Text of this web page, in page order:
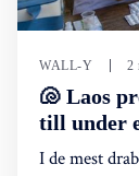
WALL-Y 2
🐚 Laos
till under
I de mest